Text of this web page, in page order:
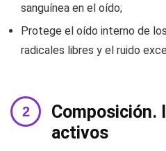
sanguínea en el oído;
Protege el oído interno de
radicales libres y el ruido
Composición.
activos